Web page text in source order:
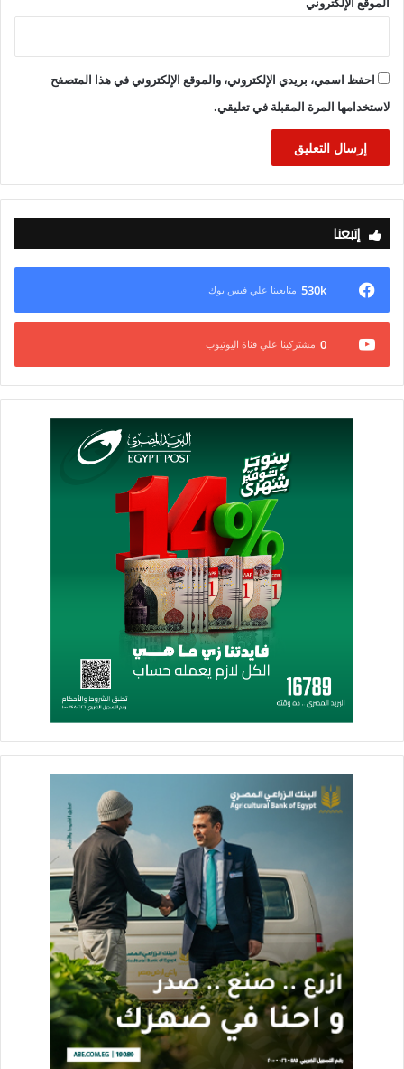
احفظ اسمي، بريدي الإلكتروني، والموقع الإلكتروني في هذا المتصفح
لاستخدامها المرة المقبلة في تعليقي.
إتبعنا
530k متابعينا علي فيس بوك
0 مشتركينا علي قناة اليوتيوب